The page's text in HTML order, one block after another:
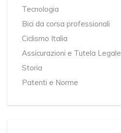
Tecnologia
Bici da corsa professionali
Ciclismo Italia
Assicurazioni e Tutela Legale
Storia
Patenti e Norme